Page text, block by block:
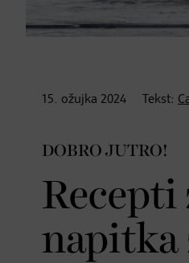
15. ožujka 2024 Tekst:
DOBRO JUTRO!
Recepti
napitka